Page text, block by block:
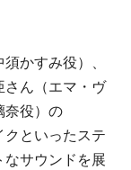
かすみ役）、
さん（エマ・ヴ
奈役）の
クといったステ
サウンドを展